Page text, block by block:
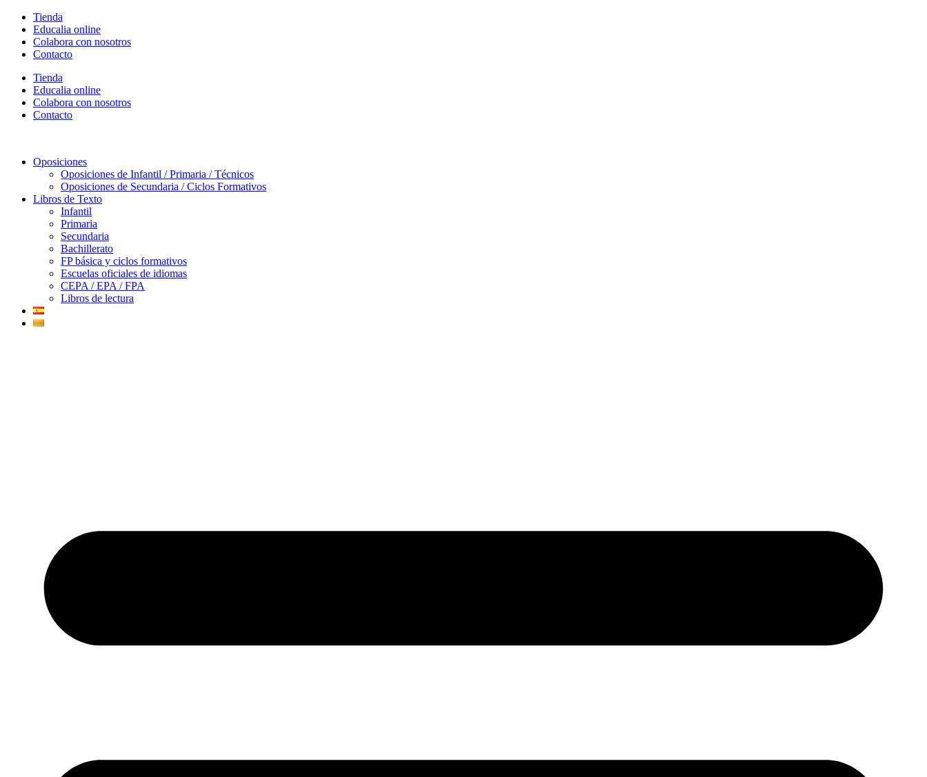
contenido
Tienda
Educalia online
Colabora con nosotros
Contacto
Tienda
Educalia online
Colabora con nosotros
Contacto
Oposiciones
Oposiciones de Infantil / Primaria / Técnicos
Oposiciones de Secundaria / Ciclos Formativos
Libros de Texto
Infantil
Primaria
Secundaria
Bachillerato
FP básica y ciclos formativos
Escuelas oficiales de idiomas
CEPA / EPA / FPA
Libros de lectura